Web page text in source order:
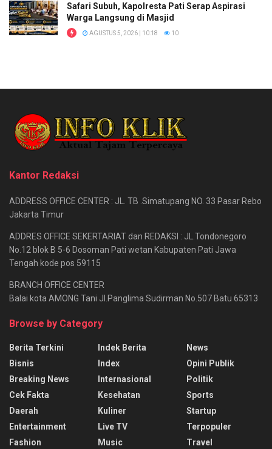
Safari Subuh, Kapolresta Pati Serap Aspirasi
Warga Langsung di Masjid
AGUSTUS 5, 2026 | 10:18 10
Kantor Redaksi
ADDRESS OFFICE CENTER : JL. TB .Simatupang NO. 33 Pasar Rebo
Jakarta Timur
ADDRES OFFICE SEKERTARIAT dan REDAKSI : JL.Tondonegoro
No.12 blok B 5-6 Dosoman Pati wetan Kabupaten Pati Jawa
Tengah kode pos 59115
BRANCH OFFICE CENTER
Balai kota AMONG Tani Jl.Panglima Sudirman No.507 Batu 65313
Browse by Category
Berita Terkini
Bisnis
Breaking News
Cek Fakta
Daerah
Entertainment
Fashion
Indek Berita
Index
Internasional
Kesehatan
Kuliner
Live TV
Music
News
Opini Publik
Politik
Sports
Startup
Terpopuler
Travel